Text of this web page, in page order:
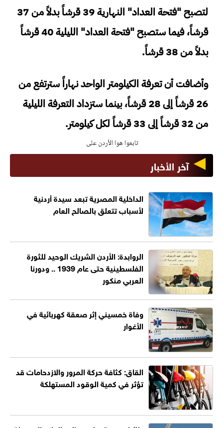
لتصبح "فتحة العداد" النهارية 39 قرشاً بدلاً من 37
قرشاً، فيما ستصبح "فتحة العداد" الليلية 40 قرشاً
بدلاً من 38 قرشاً.
وأضافت أن تعرفة الكيلومتر الواحد نهاراً سترتفع من
26 قرشاً إلى 28 قرشاً، بينما ستزداد التعرفة الليلية
من 32 قرشاً إلى 33 قرشاً لكل كيلومتر.
تابعوا هوا الأردن على
آخر الأخبار
الداخلية المصرية تبعد سيدة أردنية
لأسباب تتعلق بالصالح العام
الروابدة: الأردن الشريك الوحيد للثورة
الفلسطينية حتى عام 1939 .. ودورنا
العربي منكور
وفاة خمسيني إثر صعقة كهربائية في
الأغوار
القاق: كثافة حركة المرور والازدحامات قد
تؤثر في كمية الوقود المستهلكة